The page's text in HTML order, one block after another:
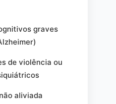
graves
de violência ou
aliviada